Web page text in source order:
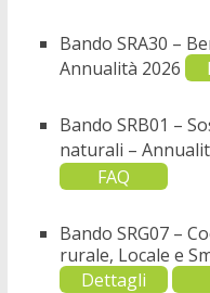
Bando SRA30 –
Annualità 2026
Bando SRB01 –
naturali –
FAQ
Bando SRG07 –
rurale, Locale e
Dettagli